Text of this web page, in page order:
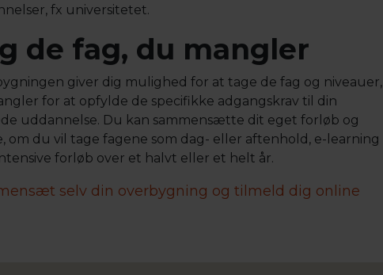
fx universitetet.
de fag, du mangler
giver dig mulighed for at tage de fag og niveauer,
for at opfylde de specifikke adgangskrav til din
uddannelse. Du kan sammensætte dit eget forløb og
om du vil tage fagene som dag- eller aftenhold, e-learning
forløb over et halvt eller et helt år.
selv din overbygning og tilmeld dig online